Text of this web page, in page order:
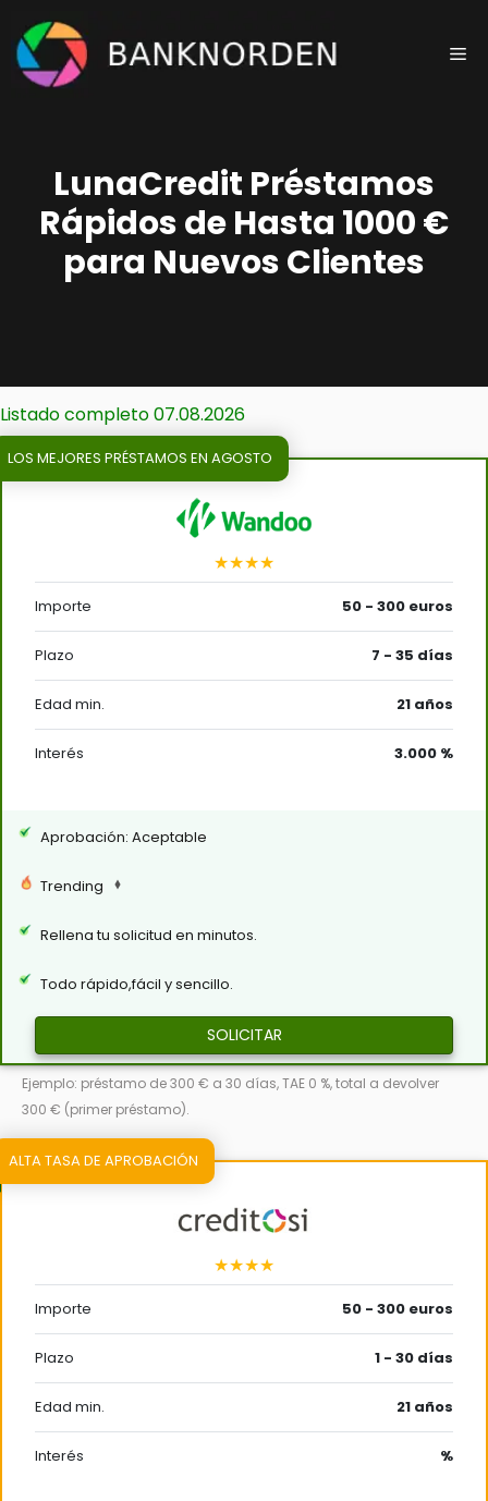
Saltar
contenido
LunaCredit Préstamos
Rápidos de Hasta 1000 €
para Nuevos Clientes
Listado completo 07.08.2026
LOS MEJORES PRÉSTAMOS EN AGOSTO
★★★★
Importe 50 - 300 euros
Plazo 7 - 35 días
Edad min. 21 años
Interés 3.000 %
Aprobación: Aceptable
Trending
Rellena tu solicitud en minutos.
Todo rápido,fácil y sencillo.
SOLICITAR
Ejemplo: préstamo de 300 € a 30 días, TAE 0 %, total a devolver
300 € (primer préstamo).
ALTA TASA DE APROBACIÓN
★★★★
Importe 50 - 300 euros
Plazo 1 - 30 días
Edad min. 21 años
Interés %